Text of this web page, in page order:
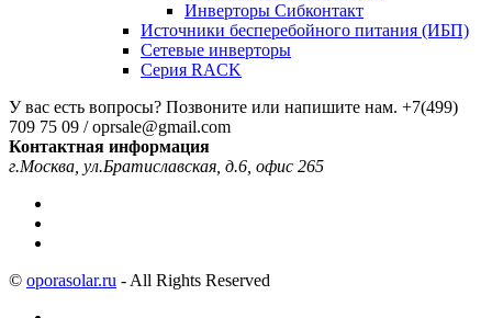
Инверторы Сибконтакт
Источники бесперебойного питания (ИБП)
Сетевые инверторы
Серия RACK
У вас есть вопросы? Позвоните или напишите нам. +7(499)
709 75 09 / oprsale@gmail.com
Контактная информация
г.Москва, ул.Братиславская, д.6, офис 265
© oporasolar.ru - All Rights Reserved